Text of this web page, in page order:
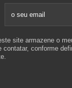
site armazene o
contatar, conforme